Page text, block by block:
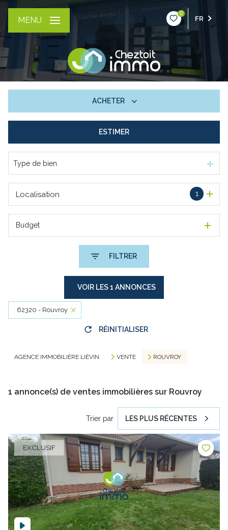
0
FR
MENU
ACHETER
ESTIMER
Type de bien
1
Localisation
Budget
FILTRER
VOIR LES1 ANNONCES
62320 - Rouvroy
RÉINITIALISER
AGENCE IMMOBILIÈRE LIÉVIN VENTE ROUVROY
1 annonce(s) de ventes immobilières sur Rouvroy
Trier par LES PLUS RÉCENTES
EXCLUSIF